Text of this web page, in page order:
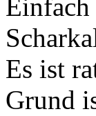
Einfach
Es ist
Grund